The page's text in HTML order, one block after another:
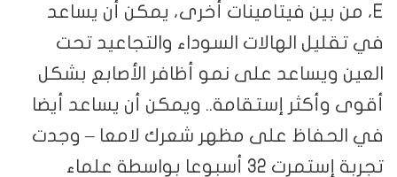
E، من بين فيتامينات أخرى، يمكن أن يساعد
في تقليل الهالات السوداء والتجاعيد تحت
العين ويساعد على نمو أظافر الأصابع بشكل
أقوى وأكثر إستقامة.. ويمكن أن يساعد أيضا
في الحفاظ على مظهر شعرك لامعا – وجدت
تجربة إستمرت 32 أسبوعا بواسطة علماء